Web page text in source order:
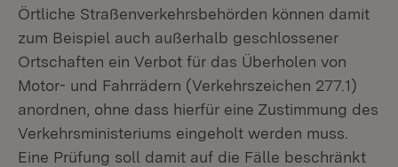
Örtliche Straßenverkehrsbehörden können damit
zum Beispiel auch außerhalb geschlossener
Ortschaften ein Verbot für das Überholen von
Motor- und Fahrrädern (Verkehrszeichen 277.1)
anordnen, ohne dass hierfür eine Zustimmung des
Verkehrsministeriums eingeholt werden muss.
Eine Prüfung soll damit auf die Fälle beschränkt